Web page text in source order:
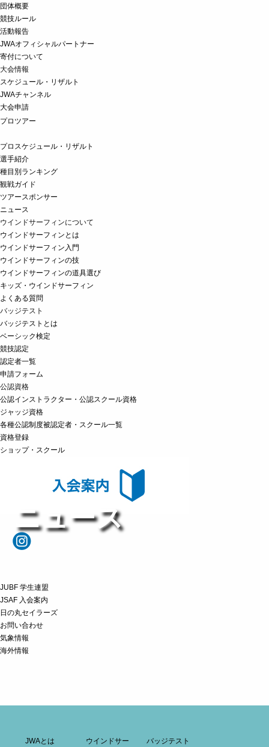
ニュース
団体概要
競技ルール
活動報告
JWAオフィシャルパートナー
寄付について
大会情報
スケジュール・リザルト
JWAチャンネル
大会申請
プロツアー
プロスケジュール・リザルト
選手紹介
種目別ランキング
観戦ガイド
ツアースポンサー
ニュース
ウインドサーフィンについて
ウインドサーフィンとは
ウインドサーフィン入門
ウインドサーフィンの技
ウインドサーフィンの道具選び
キッズ・ウインドサーフィン
よくある質問
バッジテスト
バッジテストとは
ベーシック検定
競技認定
認定者一覧
申請フォーム
公認資格
公認インストラクター・公認スクール資格
ジャッジ資格
各種公認制度被認定者・スクール一覧
資格登録
ショップ・スクール
JUBF 学生連盟
JSAF 入会案内
日の丸セイラーズ
お問い合わせ
気象情報
海外情報
JWAとは
ウインドサー
バッジテスト